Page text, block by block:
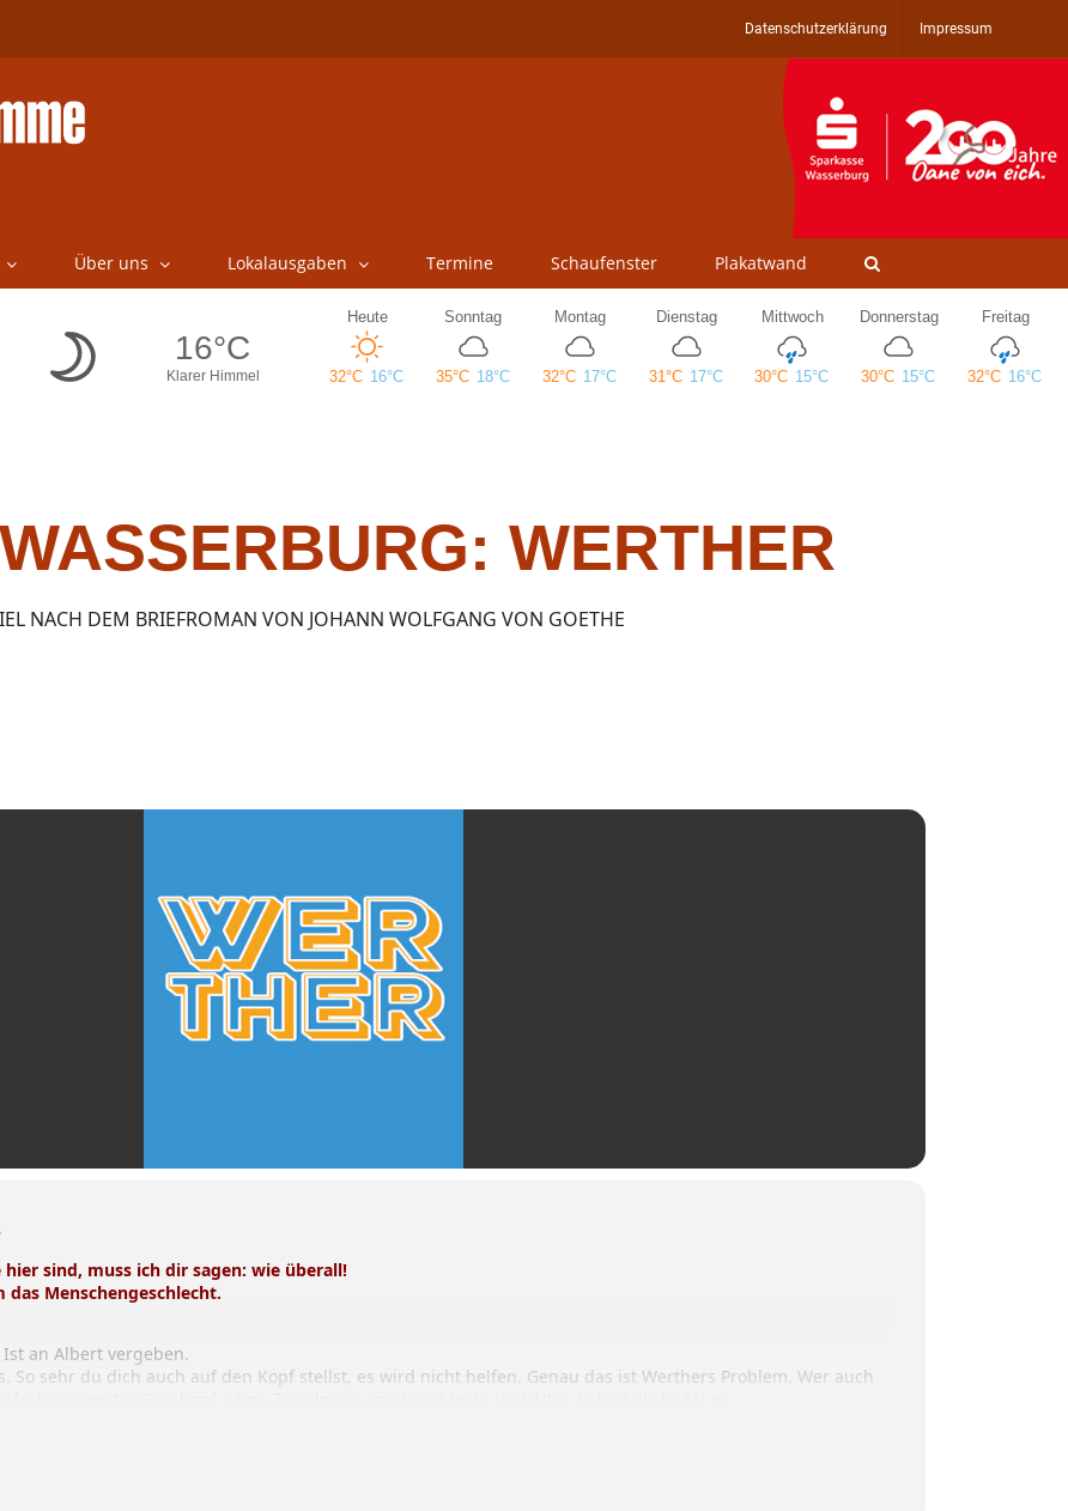
Datenschutzerklärung Impressum
Über uns Lokalausgaben Termine Schaufenster Plakatwand
WERTHER
NACH DEM BRIEFROMAN VON JOHANN WOLFGANG VON GOETHE
sind, muss ich dir sagen: wie überall!
Menschengeschlecht.
an Albert vergeben.
So sehr du dich auch auf den Kopf stellst, es wird nicht helfen. Genau das ist Werthers Problem. Wer auch
welcher Herkunft, welcher Gestalt? Es könnte tröstlich sein, den Blick über den eigenen Tellerrand hinaus zu
Leben auch für andere kompliziert sein kann. Es könnte zusammenschweißen, es könnte vereinen. Aber
Exklusivität des Leids, in die es sich so wunderbar einigeln lässt? Niemand hat dieselben Probleme